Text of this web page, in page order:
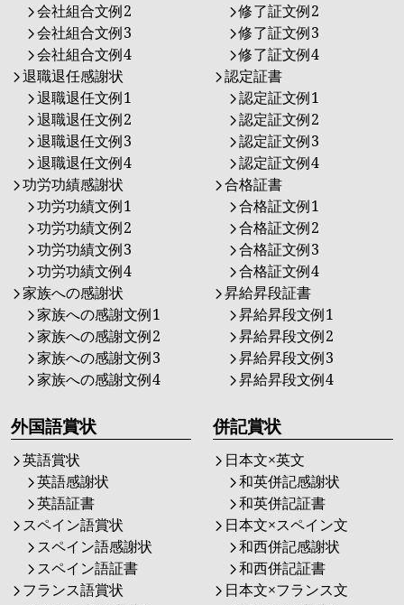
会社組合文例2
会社組合文例3
会社組合文例4
退職退任感謝状
退職退任文例1
退職退任文例2
退職退任文例3
退職退任文例4
功労功績感謝状
功労功績文例1
功労功績文例2
功労功績文例3
功労功績文例4
家族への感謝状
家族への感謝文例1
家族への感謝文例2
家族への感謝文例3
家族への感謝文例4
修了証文例2
修了証文例3
修了証文例4
認定証書
認定証文例1
認定証文例2
認定証文例3
認定証文例4
合格証書
合格証文例1
合格証文例2
合格証文例3
合格証文例4
昇給昇段証書
昇給昇段文例1
昇給昇段文例2
昇給昇段文例3
昇給昇段文例4
外国語賞状
英語賞状
英語感謝状
英語証書
スペイン語賞状
スペイン語感謝状
スペイン語証書
フランス語賞状
併記賞状
日本文×英文
和英併記感謝状
和英併記証書
日本文×スペイン文
和西併記感謝状
和西併記証書
日本文×フランス文